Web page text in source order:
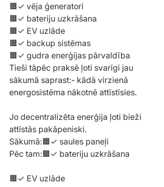
🟧✓ vēja ģeneratori
🟧✓ bateriju uzkrāšana
🟧✓ EV uzlāde
🟧✓ backup sistēmas
🟧✓ gudra enerģijas pārvaldība
Tieši tāpēc praksē ļoti svarīgi jau
sākumā saprast:- kādā virzienā
energosistēma nākotnē attīstīsies.
Jo decentralizēta enerģija ļoti bieži
attīstās pakāpeniski.
Sākumā:🟧✓ saules paneļi
Pēc tam:🟧✓ bateriju uzkrāšana
🟧✓ EV uzlāde